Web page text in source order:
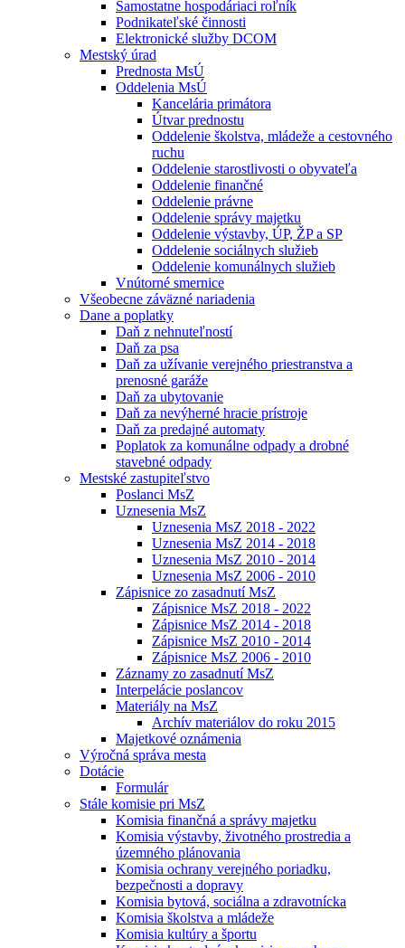
Samostatne hospodáriaci roľník
Podnikateľské činnosti
Elektronické služby DCOM
Mestský úrad
Prednosta MsÚ
Oddelenia MsÚ
Kancelária primátora
Útvar prednostu
Oddelenie školstva, mládeže a cestovného
ruchu
Oddelenie starostlivosti o obyvateľa
Oddelenie finančné
Oddelenie právne
Oddelenie správy majetku
Oddelenie výstavby, ÚP, ŽP a SP
Oddelenie sociálnych služieb
Oddelenie komunálnych služieb
Vnútorné smernice
Všeobecne záväzné nariadenia
Dane a poplatky
Daň z nehnuteľností
Daň za psa
Daň za užívanie verejného priestranstva a
prenosné garáže
Daň za ubytovanie
Daň za nevýherné hracie prístroje
Daň za predajné automaty
Poplatok za komunálne odpady a drobné
stavebné odpady
Mestské zastupiteľstvo
Poslanci MsZ
Uznesenia MsZ
Uznesenia MsZ 2018 - 2022
Uznesenia MsZ 2014 - 2018
Uznesenia MsZ 2010 - 2014
Uznesenia MsZ 2006 - 2010
Zápisnice zo zasadnutí MsZ
Zápisnice MsZ 2018 - 2022
Zápisnice MsZ 2014 - 2018
Zápisnice MsZ 2010 - 2014
Zápisnice MsZ 2006 - 2010
Záznamy zo zasadnutí MsZ
Interpelácie poslancov
Materiály na MsZ
Archív materiálov do roku 2015
Majetkové oznámenia
Výročná správa mesta
Dotácie
Formulár
Stále komisie pri MsZ
Komisia finančná a správy majetku
Komisia výstavby, životného prostredia a
územného plánovania
Komisia ochrany verejného poriadku,
bezpečnosti a dopravy
Komisia bytová, sociálna a zdravotnícka
Komisia školstva a mládeže
Komisia kultúry a športu